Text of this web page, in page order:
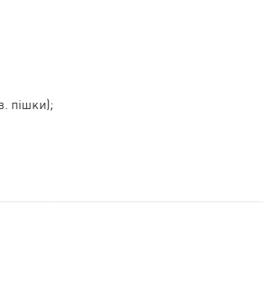
пішки);